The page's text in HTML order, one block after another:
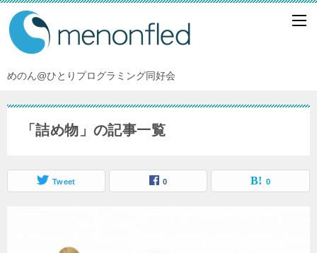
めのん@ひとりプログラミング同好会
「詰め物」の記事一覧
Tweet 0 0